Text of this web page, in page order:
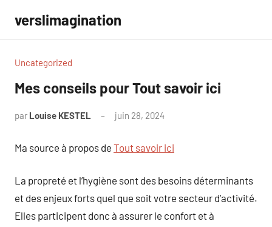
contenu
verslimagination
Uncategorized
Mes conseils pour Tout savoir ici
par Louise KESTEL juin 28, 2024
Ma source à propos de Tout savoir ici
La propreté et l’hygiène sont des besoins déterminants
et des enjeux forts quel que soit votre secteur d’activité.
Elles participent donc à assurer le confort et à